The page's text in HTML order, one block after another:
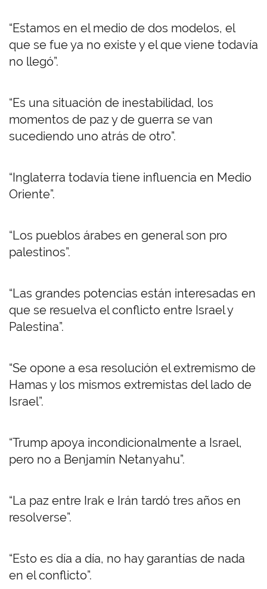
“Estamos en el medio de dos modelos, el
que se fue ya no existe y el que viene todavía
no llegó”.
“Es una situación de inestabilidad, los
momentos de paz y de guerra se van
sucediendo uno atrás de otro”.
“Inglaterra todavía tiene influencia en Medio
Oriente”.
“Los pueblos árabes en general son pro
palestinos”.
“Las grandes potencias están interesadas en
que se resuelva el conflicto entre Israel y
Palestina”.
“Se opone a esa resolución el extremismo de
Hamas y los mismos extremistas del lado de
Israel”.
“Trump apoya incondicionalmente a Israel,
pero no a Benjamín Netanyahu”.
“La paz entre Irak e Irán tardó tres años en
resolverse”.
“Esto es día a día, no hay garantías de nada
en el conflicto”.